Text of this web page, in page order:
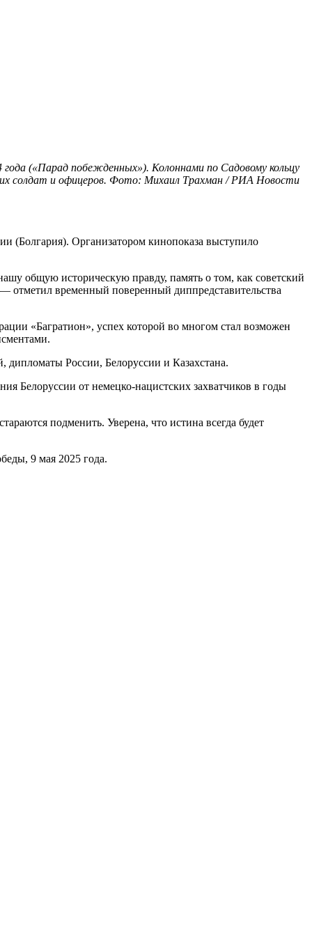
(«Парад побежденных»). Колоннами по Садовому кольцу
солдат и офицеров. Фото: Михаил Трахман / РИА Новости
(Болгария). Организатором кинопоказа выступило
общую историческую правду, память о том, как советский
отметил временный поверенный диппредставительства
«Багратион», успех которой во многом стал возможен
дипломаты России, Белоруссии и Казахстана.
Белоруссии от немецко-нацистских захватчиков в годы
подменить. Уверена, что истина всегда будет
9 мая 2025 года.